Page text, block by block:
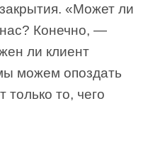
«Может ли
Конечно, —
ли клиент
можем опоздать
только то, чего